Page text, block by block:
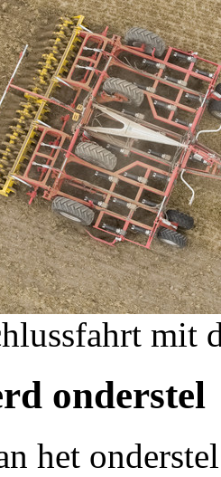
mit
onderstel
het